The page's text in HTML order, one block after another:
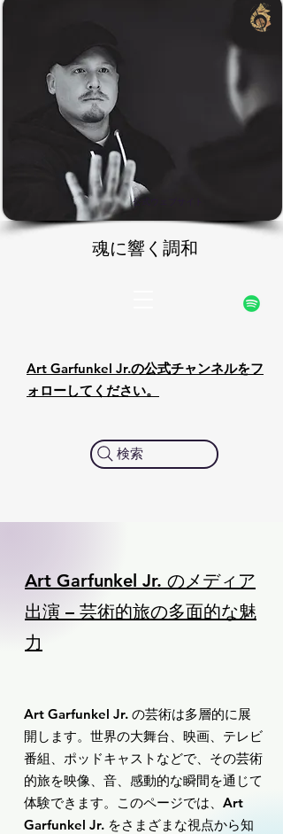
魂に響く調和
魂に響く調和
公式ウェブサイト
検索
Art Garfunkel Jr.の公式チャンネルをフ
ォローしてください。
Art Garfunkel Jr. のメディア
出演 – 芸術的旅の多面的な魅
力
Art Garfunkel Jr. の芸術は多層的に展
開します。世界の大舞台、映画、テレビ
番組、ポッドキャストなどで、その芸術
的旅を映像、音、感動的な瞬間を通じて
体験できます。このページでは、Art
Garfunkel Jr. をさまざまな視点から知